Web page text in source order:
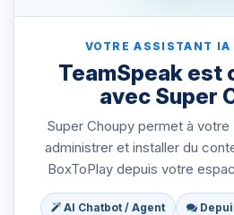
VOTRE ASSISTANT IA
TeamSpeak est
avec Super
Super Choupy permet à votre
administrer et installer du
BoxToPlay depuis votre
AI Chatbot / Agent